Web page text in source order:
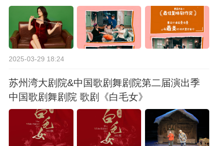
2025-03-29 18:24
苏州湾大剧院&中国歌剧舞剧院第二届演出季
中国歌剧舞剧院 歌剧《白毛女》